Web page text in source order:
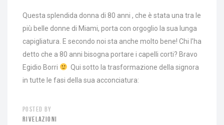
Questa splendida donna di 80 anni , che è stata una tra le
più belle donne di Miami, porta con orgoglio la sua lunga
capigliatura. E secondo noi sta anche molto bene! Chi l’ha
detto che a 80 anni bisogna portare i capelli corti? Bravo
Egidio Borri
Qui sotto la trasformazione della signora
in tutte le fasi della sua acconciatura:
POSTED BY
RIVELAZIONI